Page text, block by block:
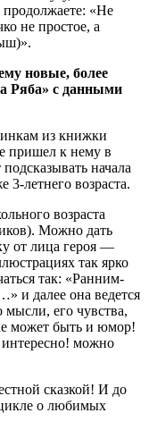
продолжаете: «Не
не простое, а
новые, более
Ряба» с данными
из книжки
пришел к нему в
начала
3-летнего возраста.
возраста
Можно дать
от лица героя —
так ярко
так: «Ранним-
и далее она ведется
мысли, его чувства,
может быть и юмор!
можно
сказкой! И до
о любимых